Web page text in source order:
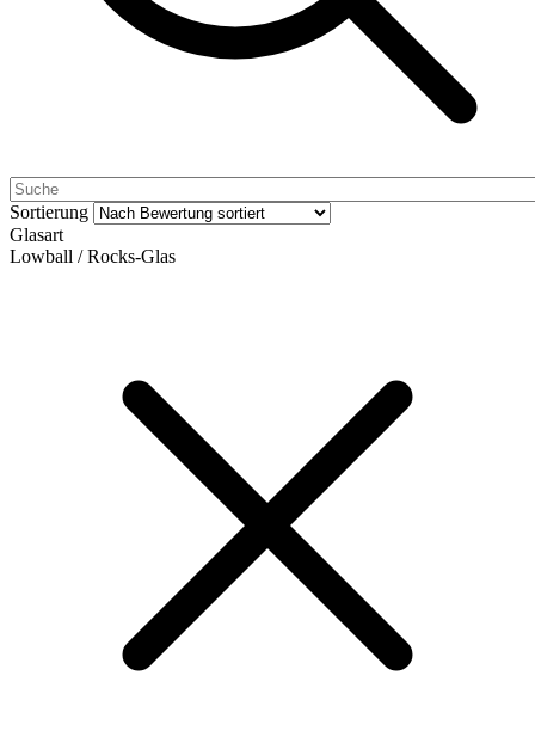
Sortierung
Glasart
Lowball / Rocks-Glas